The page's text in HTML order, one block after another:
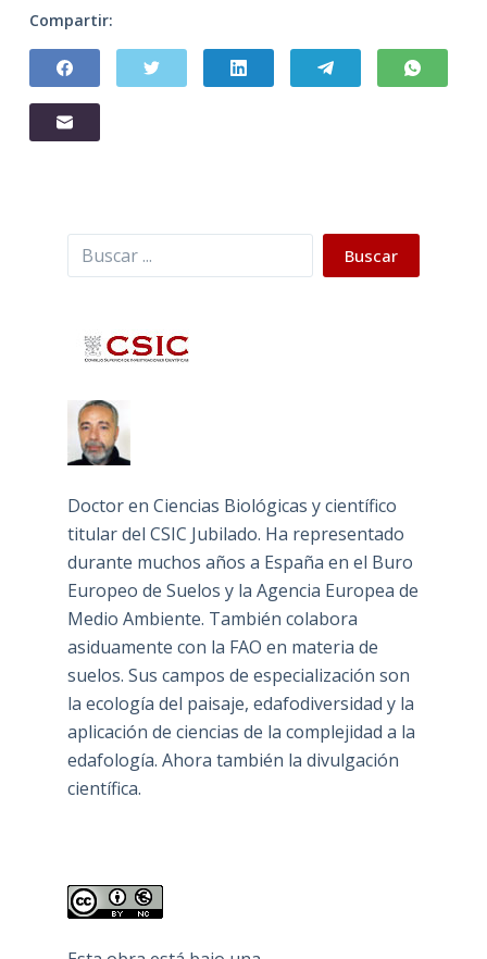
Compartir:
Buscar Buscar
Doctor en Ciencias Biológicas y científico
titular del CSIC Jubilado. Ha representado
durante muchos años a España en el Buro
Europeo de Suelos y la Agencia Europea de
Medio Ambiente. También colabora
asiduamente con la FAO en materia de
suelos. Sus campos de especialización son
la ecología del paisaje, edafodiversidad y la
aplicación de ciencias de la complejidad a la
edafología. Ahora también la divulgación
científica.